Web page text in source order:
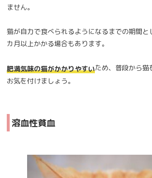
ません。
猫が自力で食べられるようになるまでの期間と
カ月以上かかる場合もあります。
肥満気味の猫がかかりやすいため、普段から猫
お気を付けましょう。
溶血性貧血